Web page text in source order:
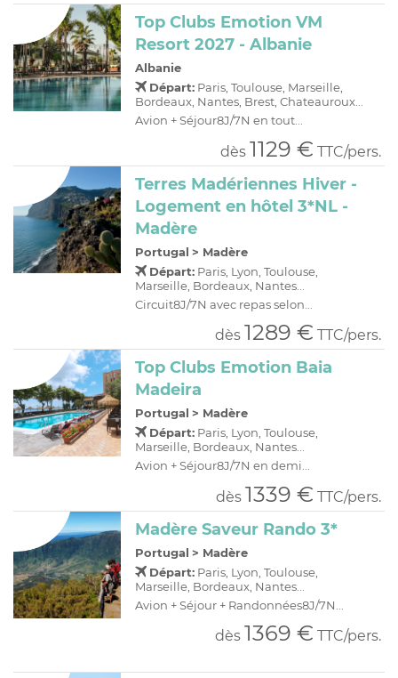
Top Clubs Emotion VM
Resort 2027 - Albanie
Albanie
Départ: Paris, Toulouse, Marseille,
Bordeaux, Nantes, Brest, Chateauroux...
Avion + Séjour8J/7N en tout...
dès 1129 € TTC/pers.
Terres Madériennes Hiver -
Logement en hôtel 3*NL -
Madère
Portugal > Madère
Départ: Paris, Lyon, Toulouse,
Marseille, Bordeaux, Nantes...
Circuit8J/7N avec repas selon...
dès 1289 € TTC/pers.
Top Clubs Emotion Baia
Madeira
Portugal > Madère
Départ: Paris, Lyon, Toulouse,
Marseille, Bordeaux, Nantes...
Avion + Séjour8J/7N en demi...
dès 1339 € TTC/pers.
Madère Saveur Rando 3*
Portugal > Madère
Départ: Paris, Lyon, Toulouse,
Marseille, Bordeaux, Nantes...
Avion + Séjour + Randonnées8J/7N...
dès 1369 € TTC/pers.